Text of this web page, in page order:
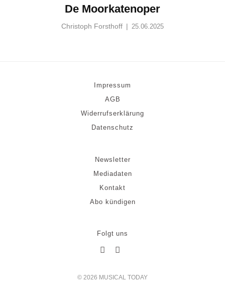
De Moorkatenoper
Christoph Forsthoff | 25.06.2025
Impressum
AGB
Widerrufserklärung
Datenschutz
Newsletter
Mediadaten
Kontakt
Abo kündigen
Folgt uns
© 2026 MUSICAL TODAY